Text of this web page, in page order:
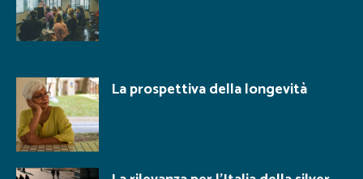
La prospettiva della longevità